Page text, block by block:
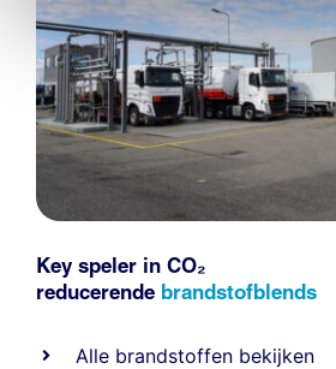
Key speler in CO₂
reducerende brandstofblends
Alle brandstoffen bekijken